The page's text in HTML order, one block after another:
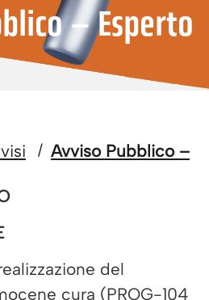
– Esperto
/ Avviso Pubblico –
del
cura (PROG-104